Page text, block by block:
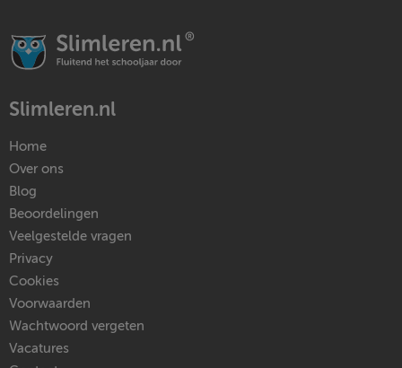
Slimleren.nl
Home
Over ons
Blog
Beoordelingen
Veelgestelde vragen
Privacy
Cookies
Voorwaarden
Wachtwoord vergeten
Vacatures